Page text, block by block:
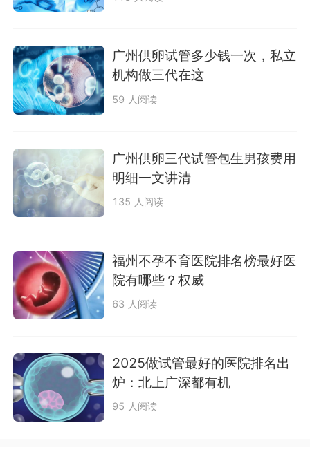
广州供卵试管多少钱一次，私立
机构做三代在这
59 人阅读
广州供卵三代试管包生男孩费用
明细一文讲清
135 人阅读
福州不孕不育医院排名榜最好医
院有哪些？权威
63 人阅读
2025做试管最好的医院排名出
炉：北上广深都有机
95 人阅读